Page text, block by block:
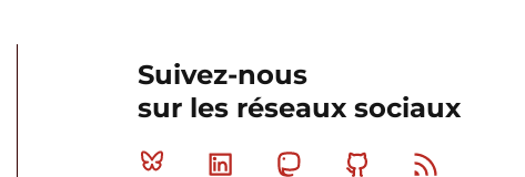
Suivez-nous
sur les réseaux sociaux
Bluesky Linkedin MastodonGithub